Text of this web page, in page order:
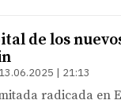
de los
13.06.2025 | 21:13
radicada en